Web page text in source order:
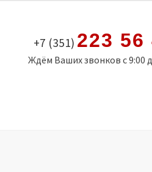
+7 (351) 223 56
Ждём Ваших звонков с 9:00